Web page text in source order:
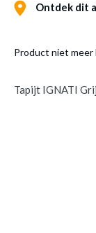
Ontdek dit
Product niet meer
Tapijt IGNATI